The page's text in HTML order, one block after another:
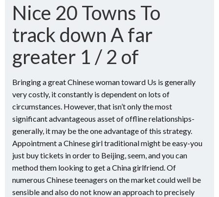
Nice 20 Towns To
track down A far
greater 1 / 2 of
Bringing a great Chinese woman toward Us is generally
very costly, it constantly is dependent on lots of
circumstances. However, that isn’t only the most
significant advantageous asset of offline relationships-
generally, it may be the one advantage of this strategy.
Appointment a Chinese girl traditional might be easy-you
just buy tickets in order to Beijing, seem, and you can
method them looking to get a China girlfriend. Of
numerous Chinese teenagers on the market could well be
sensible and also do not know an approach to precisely